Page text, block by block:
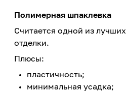
Полимерная шпаклевка
Считается одной из
отделки.
Плюсы:
пластичность;
минимальная усадка;